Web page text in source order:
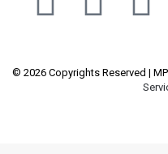
© 2026 Copyrights Reserved |